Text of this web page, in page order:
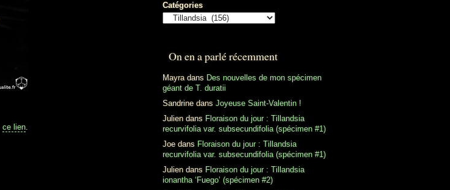
ce lien
Catégories
On en a parlé récemment
Mayradans Des nouvelles de mon spécimen
géant de T. duratii
Sandrine dans Joyeuse Saint-Valentin !
Julien dans Floraison du jour : Tillandsia
recurvifolia var. subsecundifolia (spécimen #1)
Joe dans Floraison du jour : Tillandsia
recurvifolia var. subsecundifolia (spécimen #1)
Julien dans Floraison du jour : Tillandsia
ionantha ‘Fuego’ (spécimen #2)